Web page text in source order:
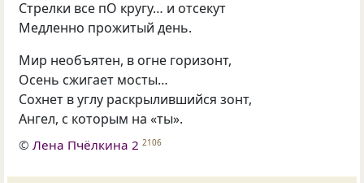
Стрелки все пО кругу… и отсекут
Медленно прожитый день.
Мир необъятен, в огне горизонт,
Осень сжигает мосты…
Сохнет в углу раскрылившийся зонт,
Ангел, с которым на «ты».
©Лена Пчёлкина 2 2106